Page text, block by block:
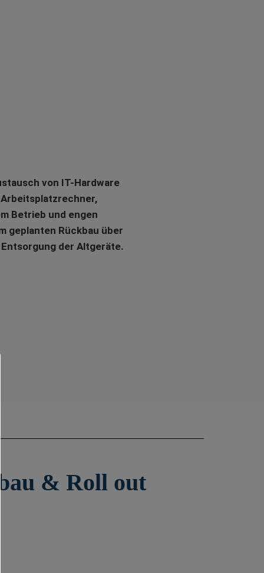
von IT-Hardware
Betrieb und engen
geplanten Rückbau über
der Altgeräte.
& Roll out